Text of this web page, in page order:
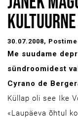
30.07.2008,
Me suudame
sündroomidest
Cyrano de
Küllap oli see Ike
«Laupäeva õhtul